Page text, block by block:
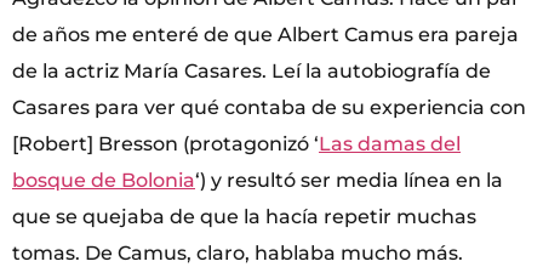
de años me enteré de que Albert Camus era pareja
de la actriz María Casares. Leí la autobiografía de
Casares para ver qué contaba de su experiencia con
[Robert] Bresson (protagonizó ‘Las damas del
bosque de Bolonia‘) y resultó ser media línea en la
que se quejaba de que la hacía repetir muchas
tomas. De Camus, claro, hablaba mucho más.